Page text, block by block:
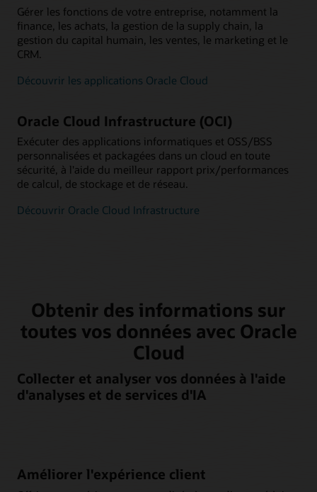
Gérer les fonctions de votre entreprise, notamment la
finance, les achats, la gestion de la supply chain, la
gestion du capital humain, les ventes, le marketing et le
CRM.
Découvrir les applications Oracle Cloud
Oracle Cloud Infrastructure (OCI)
Exécuter des applications informatiques et OSS/BSS
personnalisées et packagées dans un cloud en toute
sécurité, à l'aide du meilleur rapport prix/performances
de calcul, de stockage et de réseau.
Découvrir Oracle Cloud Infrastructure
Obtenir des informations sur
toutes vos données avec Oracle
Cloud
Collecter et analyser vos données à l'aide
d'analyses et de services d'IA
Améliorer l'expérience client